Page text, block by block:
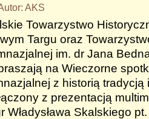
AKS
Towarzystwo
Targu oraz
im. dr Jana
na Wieczorne
z historią tradycją
z prezentacją
Władysława Skalskiego